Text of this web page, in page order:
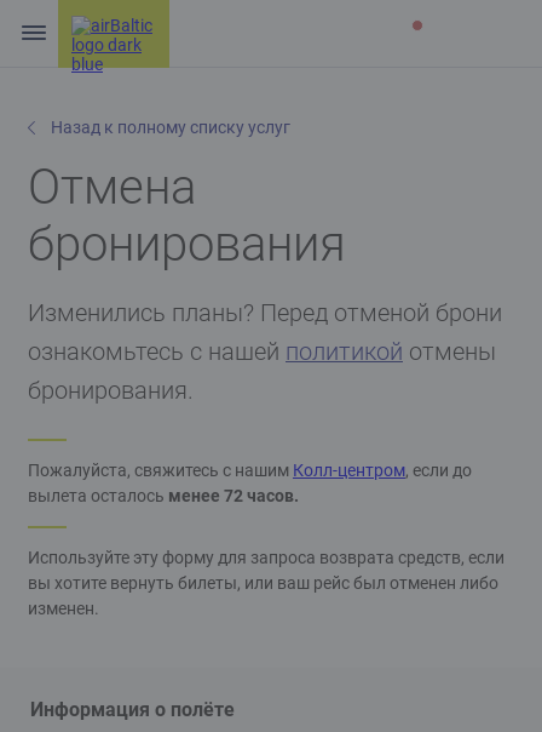
Назад к полному списку услуг
Отмена
бронирования
Изменились планы? Перед отменой брони
ознакомьтесь с нашей политикой отмены
бронирования.
Пожалуйста, свяжитесь с нашим Колл-центром, если до
вылета осталось менее 72 часов.
Используйте эту форму для запроса возврата средств, если
вы хотите вернуть билеты, или ваш рейс был отменен либо
изменен.
Информация о полёте